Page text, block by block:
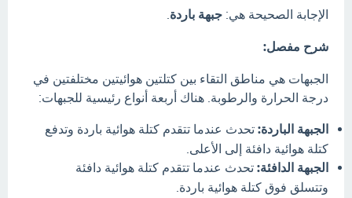
الإجابة الصحيحة هي: جبهة باردة
شرح مفصل:
الجبهات هي مناطق التقاء بين كتلتين هوائيتين مختلفتين في
درجة الحرارة والرطوبة. هناك أربعة أنواع رئيسية للجبهات:
الجبهة الباردة: تحدث عندما تتقدم كتلة هوائية باردة وتدفع
كتلة هوائية دافئة إلى الأعلى.
الجبهة الدافئة: تحدث عندما تتقدم كتلة هوائية دافئة
وتتسلق فوق كتلة هوائية باردة.